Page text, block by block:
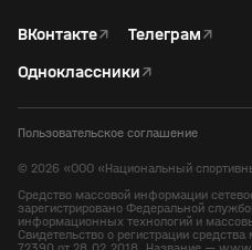
ВКонтакте↗ Телеграм↗
Одноклассники↗
Пользовательское соглашение
© 2026 «ООО «Национальный
Средство массовой информации
зарегистрировано Федеральной
информационных технологий и
Свидетельство о регистрации